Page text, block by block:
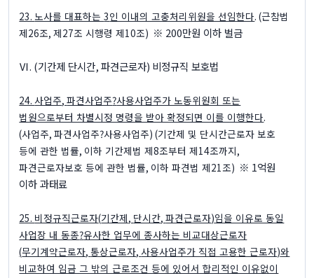
23. 노사를 대표하는3인 이내의 고충처리위원을 선임한다. (근참법
제26조,제27조 시행령 제10조) ※ 200만원 이하 벌금
Ⅵ. (기간제 단시간,파견근로자) 비정규직 보호법
24.사업주,파견사업주?사용사업주가 노동위원회 또는
법원으로부터 차별시정 명령을 받아 확정되면 이를 이행한다.
(사업주,파견사업주?사용사업주) (기간제 및 단시간근로자 보호
등에 관한 법률, 이하 기간제법 제8조부터 제14조까지,
파견근로자보호 등에 관한 법률, 이하 파견법 제21 조) ※ 1억원
이하 과태료
25. 비정규직근로자(기간제, 단시간,파견근로자)임을 이유로 동일
사업장 내 동종?유사한 업무에 종사하는 비교대상근로자
(무기계약근로자, 통상근로자,사용사업주가 직접 고용한 근로자)와
비교하여 임금 그 밖의 근로조건 등에 있어서 합리적인 이유없이